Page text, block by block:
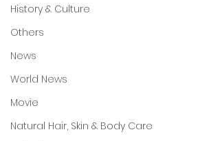
History & Culture
Others
News
World News
Movie
Natural Hair, Skin & Body Care